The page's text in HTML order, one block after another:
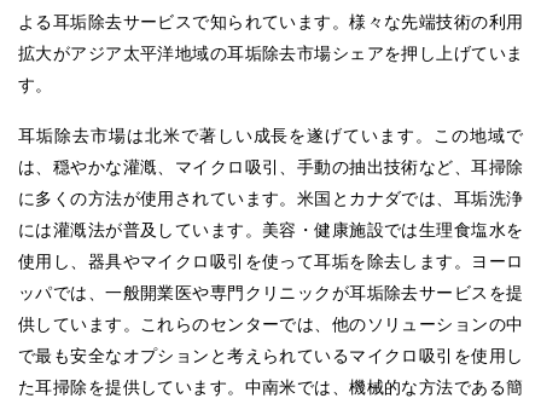
よる耳垢除去サービスで知られています。様々な先端技術の利用
拡大がアジア太平洋地域の耳垢除去市場シェアを押し上げていま
す。
耳垢除去市場は北米で著しい成長を遂げています。この地域で
は、穏やかな灌漑、マイクロ吸引、手動の抽出技術など、耳掃除
に多くの方法が使用されています。米国とカナダでは、耳垢洗浄
には灌漑法が普及しています。美容・健康施設では生理食塩水を
使用し、器具やマイクロ吸引を使って耳垢を除去します。ヨーロ
ッパでは、一般開業医や専門クリニックが耳垢除去サービスを提
供しています。これらのセンターでは、他のソリューションの中
で最も安全なオプションと考えられているマイクロ吸引を使用し
た耳掃除を提供しています。中南米では、機械的な方法である簡